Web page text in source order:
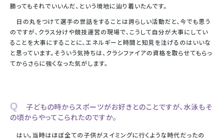
勝ってもそれでいいんだ、という境地に辿り着いたんです。
日の丸をつけて選手の世話をすることは誇らしい活動だと、今でも思う
のですが、クラス分けや競技運営の現場で、こうして自分が大事にしてい
ることを大事にすることに、エネルギーと時間と知見を注げるのはいいな
と思っています。そういう気持ちは、クラシファイアの資格を取らせてもらっ
てからさらに強くなった気がします。
Q 子どもの時からスポーツがお好きとのことですが、水泳もそ
の頃からやってこられたのですか。
はい。当時はほぼ全ての子供がスイミングに行くような時代だったの